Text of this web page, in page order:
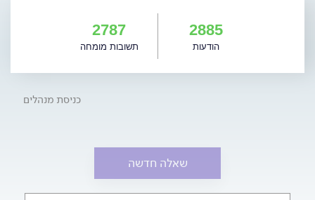
2885
הודעות
2787
תשובות מומחה
כניסת מנהלים
שאלה חדשה